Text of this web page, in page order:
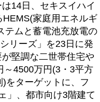
14日、セキスイハイ
家庭用エネルギ
テムと蓄電池充放電の
リーズ」を23日に発
堅調な二世帯住宅や
～4500万円(3・3平方
をターゲットに、フ
」、都市向け3階建て